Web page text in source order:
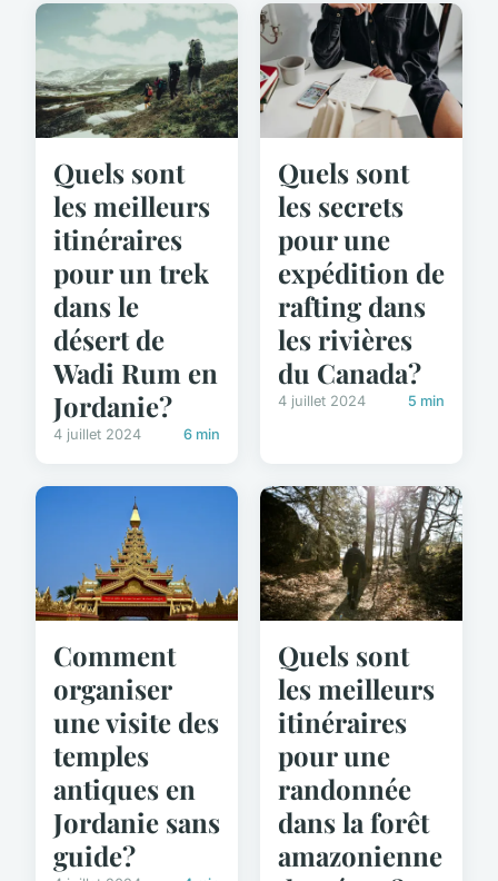
Quels sont
les meilleurs
itinéraires
pour un trek
dans le
désert de
Wadi Rum en
Jordanie?
4 juillet 2024 6 min
Quels sont
les secrets
pour une
expédition de
rafting dans
les rivières
du Canada?
4 juillet 2024 5 min
Comment
organiser
une visite des
temples
antiques en
Jordanie sans
guide?
Quels sont
les meilleurs
itinéraires
pour une
randonnée
dans la forêt
amazonienne